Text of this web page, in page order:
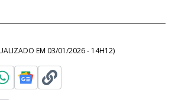
EM 03/01/2026 - 14H12)